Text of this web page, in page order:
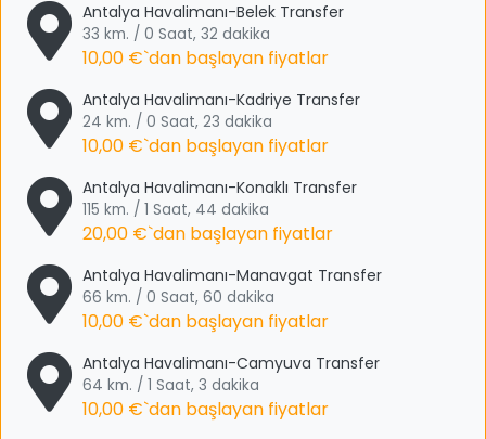
Antalya Havalimanı-Belek Transfer
33 km. / 0 Saat, 32 dakika
10,00 €`dan başlayan fiyatlar
Antalya Havalimanı-Kadriye Transfer
24 km. / 0 Saat, 23 dakika
10,00 €`dan başlayan fiyatlar
Antalya Havalimanı-Konaklı Transfer
115 km. / 1 Saat, 44 dakika
20,00 €`dan başlayan fiyatlar
Antalya Havalimanı-Manavgat Transfer
66 km. / 0 Saat, 60 dakika
10,00 €`dan başlayan fiyatlar
Antalya Havalimanı-Camyuva Transfer
64 km. / 1 Saat, 3 dakika
10,00 €`dan başlayan fiyatlar